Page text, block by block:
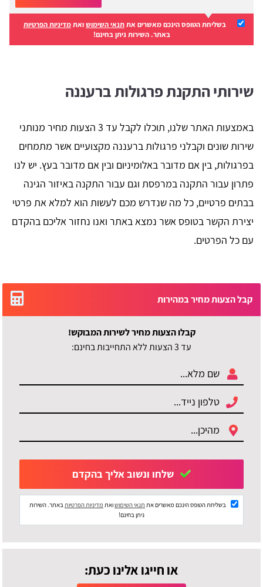
בשליחת הטופס הינכם מאשרים אתתנאי השימושואתמדיניות הפרטיות
באתר. השירות ניתן בחינם!
שירותי התקנת פרגולות ברעננה
באמצעות האתר שלנו, תוכלו לקבל עד 3 הצעות מחיר מנותני
שירות שונים וקבלני פרגולות ברעננה מקצועיים אשר מתמחים
בפרגולות, בין אם מדובר באלומיניום ובין אם מדובר בעץ. יש לנו
פתרון עבור התקנה במרפסת וגם עבור התקנה באיזור הגינה
בבתים פרטיים, כל מה שנדרש מכם לעשות הוא למלא את פרטי
יצירת הקשר בטופס אשר נמצא באתר ואנו נחזור אליכם בהקדם
עם כל הפרטים.
קבל הצעות מחיר במהירות
קבלו הצעות מחיר לשירות המבוקש!
עד 3 הצעות ללא התחייבות בחינם:
בשליחת הטופס הינכם מאשרים את תנאי השימושואת מדיניות הפרטיות באתר. השירות
ניתן בחינם!
או חייגו אלינו כעת: